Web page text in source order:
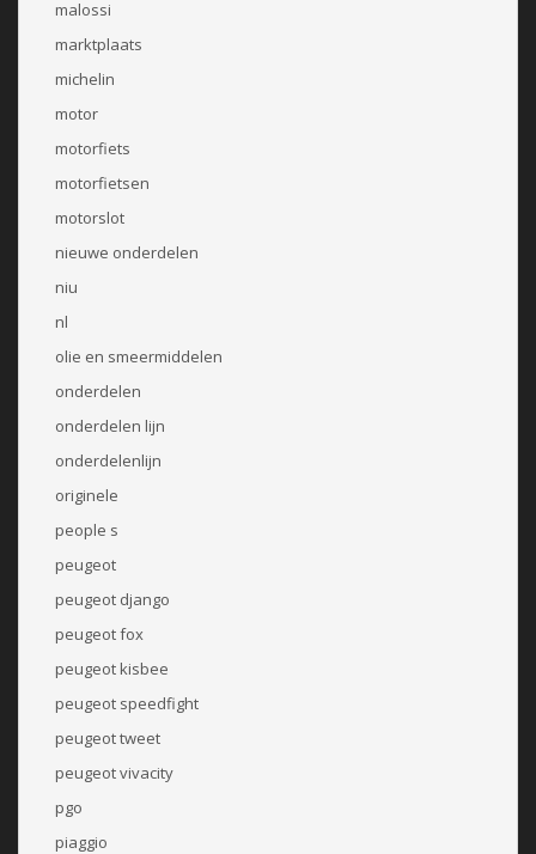
malossi
marktplaats
michelin
motor
motorfiets
motorfietsen
motorslot
nieuwe onderdelen
niu
nl
olie en smeermiddelen
onderdelen
onderdelen lijn
onderdelenlijn
originele
people s
peugeot
peugeot django
peugeot fox
peugeot kisbee
peugeot speedfight
peugeot tweet
peugeot vivacity
pgo
piaggio